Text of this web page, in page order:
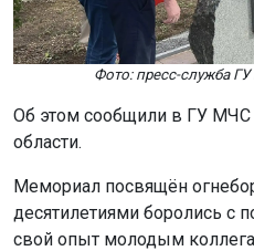
Фото: пресс-служба
Об этом сообщили в ГУ МЧС
области.
Мемориал посвящён
десятилетиями боролись с
свой опыт молодым